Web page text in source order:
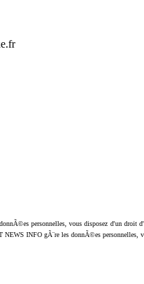
personnelles, vous disposez d'un droit
NEWS INFO gÃ¨re les donnÃ©es personnelles,